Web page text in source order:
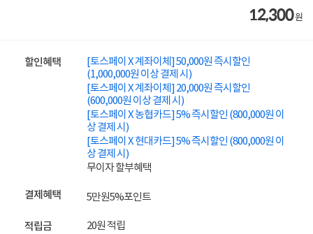
12,300원
할인혜택
[토스페이 X 계좌이체] 50,000원 즉시할인
(1,000,000원 이상 결제 시)
[토스페이 X 계좌이체] 20,000원 즉시할인
(600,000원 이상 결제 시)
[토스페이 X 농협카드] 5% 즉시할인 (800,000원 이
상 결제 시)
[토스페이 X 현대카드] 5% 즉시할인 (800,000원 이
상 결제 시)
무이자 할부혜택
결제혜택 5만원5%포인트
적립금 20원 적립